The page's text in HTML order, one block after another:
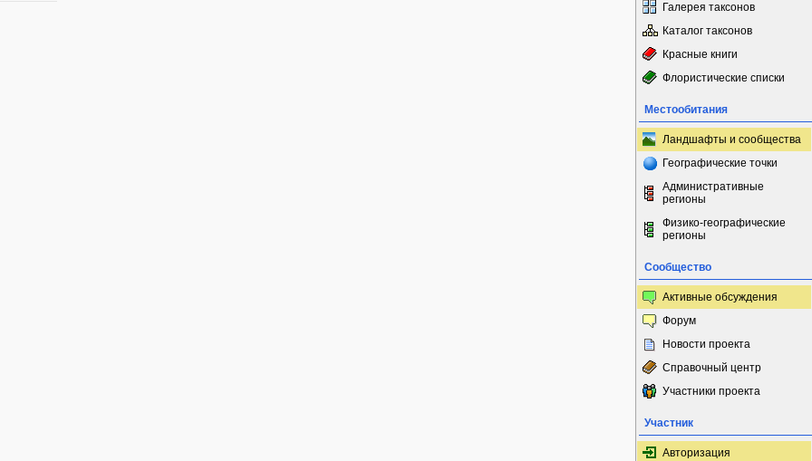
Галерея таксонов
Каталог таксонов
Красные книги
Флористические списки
Местообитания
Ландшафты и сообщества
Географические точки
Административные
регионы
Физико-географические
регионы
Сообщество
Активные обсуждения
Форум
Новости проекта
Справочный центр
Участники проекта
Участник
Авторизация